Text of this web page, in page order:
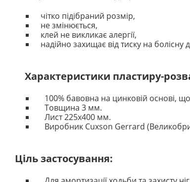
чітко підібраний розмір,
не змінюється,
клей не викликає алергії,
надійно захищає від тиску на болісну
⠀ Характеристики пластиру-
100% бавовна на цинковій основі, що
Товщина 3 мм.
Лист 225х400 мм.
Виробник Cuxson Gerrard
Ціль застосування: